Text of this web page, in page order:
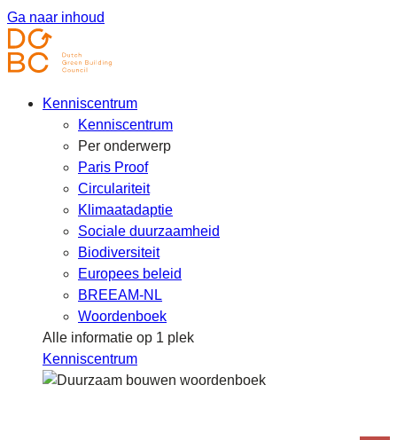
Ga naar inhoud
Kenniscentrum
Kenniscentrum
Per onderwerp
Paris Proof
Circulariteit
Klimaatadaptie
Sociale duurzaamheid
Biodiversiteit
Europees beleid
BREEAM-NL
Woordenboek
Alle informatie op 1 plek
Kenniscentrum